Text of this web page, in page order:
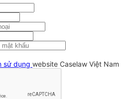
sử dụng website Caselaw Việt Nam